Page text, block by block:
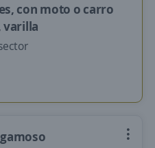
con moto o carro
varilla